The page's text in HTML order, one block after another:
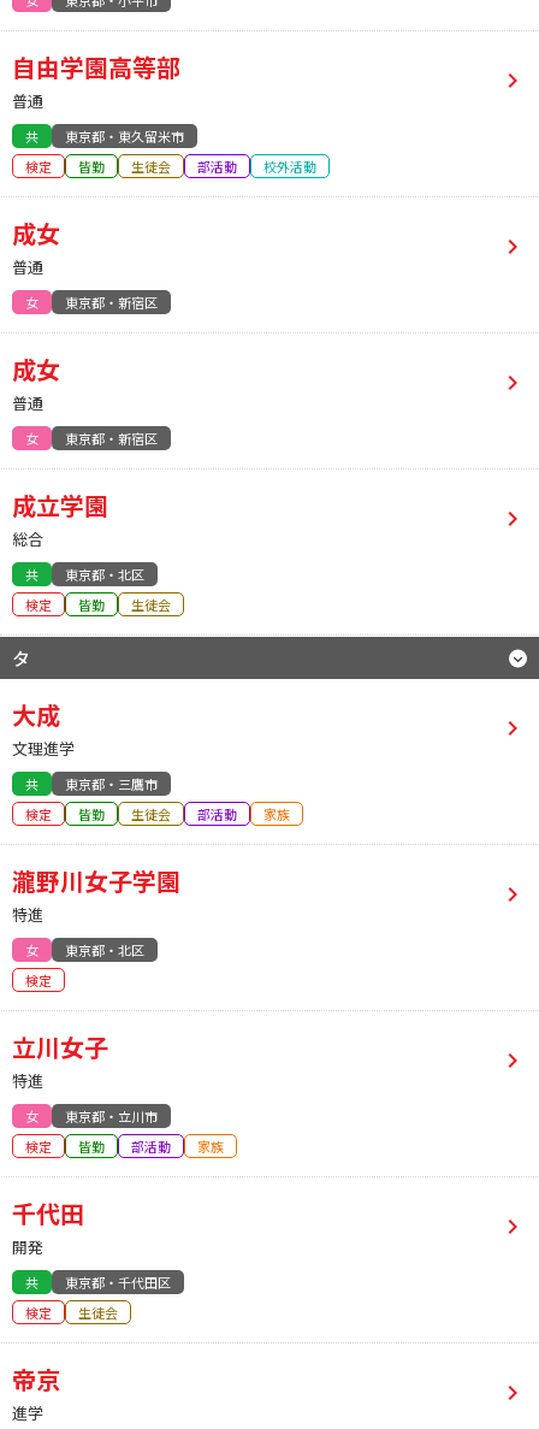
自由学園高等部
普通
共
東京都・東久留米市
検定
皆勤 生徒会 部活動 校外活動
成女
普通
女 東京都・新宿区
成女
普通
女 東京都・新宿区
成立学園
総合
共
東京都・北区
検定
皆勤 生徒会
タ
大成
文理進学
共
東京都・三鷹市
検定
皆勤 生徒会 部活動 家族
瀧野川女子学園
特進
女
東京都・北区
検定
立川女子
特進
女
東京都・立川市
検定
皆勤 部活動 家族
千代田
開発
共
東京都・千代田区
検定
生徒会
帝京
進学